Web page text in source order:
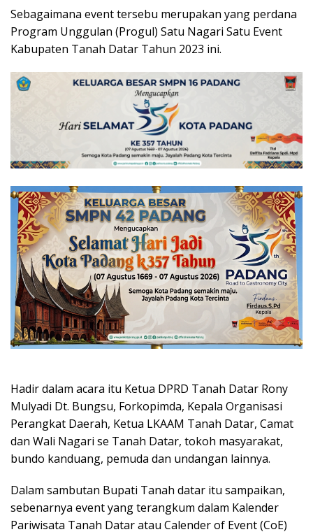
Sebagaimana event tersebu merupakan yang perdana
Program Unggulan (Progul) Satu Nagari Satu Event
Kabupaten Tanah Datar Tahun 2023 ini.
Hadir dalam acara itu Ketua DPRD Tanah Datar Rony
Mulyadi Dt. Bungsu, Forkopimda, Kepala Organisasi
Perangkat Daerah, Ketua LKAAM Tanah Datar, Camat
dan Wali Nagari se Tanah Datar, tokoh masyarakat,
bundo kanduang, pemuda dan undangan lainnya.
Dalam sambutan Bupati Tanah datar itu sampaikan,
sebenarnya event yang terangkum dalam Kalender
Pariwisata Tanah Datar atau Calender of Event (CoE)